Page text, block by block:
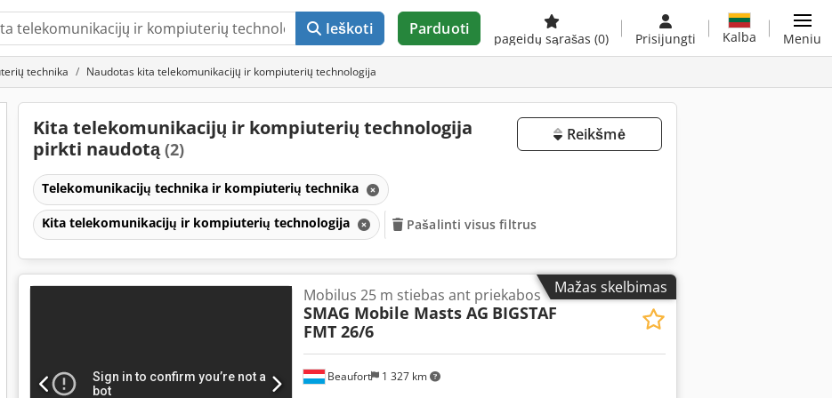
Ieškoti Parduoti
pageidų sąrašas (0) Prisijungti Kalba Meniu
technika Naudotas kita telekomunikacijų ir kompiuterių technologija
Kita telekomunikacijų ir kompiuterių technologija
pirkti naudotą(2)
Reikšmė
Telekomunikacijų technika ir kompiuterių technika
Kita telekomunikacijų ir kompiuterių technologija Pašalinti visus filtrus
Mažas skelbimas
Beaufort 1 327 km
Mobilus 25 m stiebas ant priekabos
SMAG Mobile Masts AG BIGSTAF
FMT 26/6